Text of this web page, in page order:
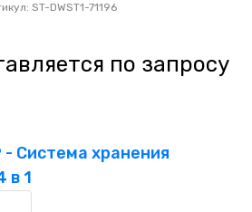
ST-DWST1-71196
по запросу
- Система хранения
в 1